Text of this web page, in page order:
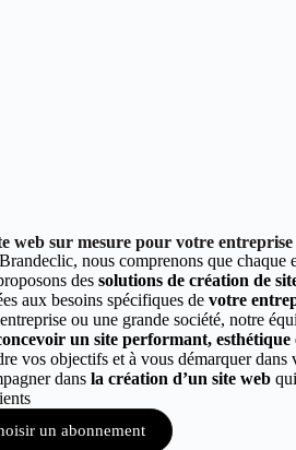
web sur mesure pour votre
nous comprenons que chaque
des solutions de création de
aux besoins spécifiques de votre
ou une grande société, notre
un site performant, esthétique
vos objectifs et à vous démarquer dans
dans la création d’un site web
un abonnement